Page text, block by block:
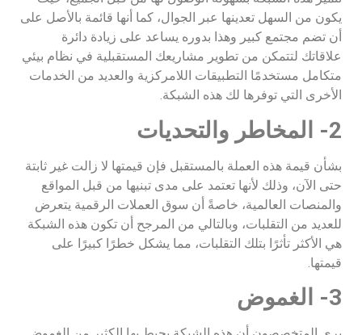
يكون من السهل تعدينها عبر الجوال، كما أنها قائمة بالأصل على
أن تضم مجتمع كبير وهذا بدوره يساعد على زيادة دائرة
علاقاتك لتتمكن من تطوير مشاريعك المستقبلية في نظام بيئي
متكامل مستخدمًا التطبيقات اللامركزية والعديد من الخدمات
الأخرى التي توفرها لك هذه الشبكة.
2- المخاطر والتحديات
بشأن قيمة هذه العملة بالمستقبل فإن قيمتها لا زالت غير ثابتة
حتى الآن، وذلك لأنها تعتمد على مدى تبنيها من قبل المواقع
والمنصات العالمية، خاصةً أن سوق العملات الرقمية يتعرض
للعديد من التقلبات، وبالتالي من المرجح أن تكون هذه الشبكة
هي الأكثر تأثرًا بتلك التقلبات، مما يشكل خطرًا كبيرًا على
قيمتها.
3- الغموض